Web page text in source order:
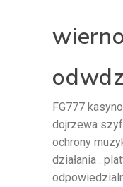
FG777
dojrzewa
ochrony
działania .